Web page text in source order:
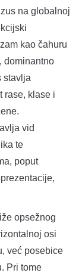
na globalnoj
kao čahuru
dominantno
stavlja
rase, klase i
vid
te
poput
opsežnog
osi
već posebice
Pri tome